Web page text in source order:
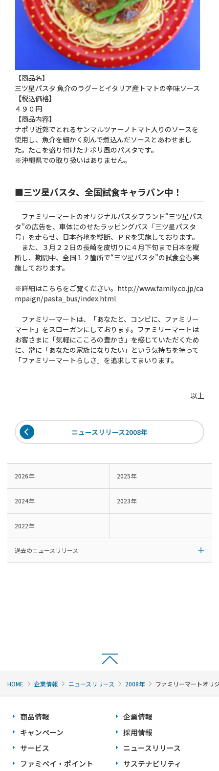
【商品名】
三ツ星パスタ 魚介のラグーとイタリア産トマトの辛味ソース
【税込価格】
４９０円
【商品内容】
ナポリ近郊でとれるサンマルツァーノトマト入りのソースを
使用し、魚介を細かく刻んで煮込んだソースとあわせまし
た。たこを盛り付けたナポリ風のパスタです。
※沖縄県での取り扱いはありません。
■三ツ星パスタ、全国試食キャラバン中！
ファミリーマートのオリジナルパスタブランド“三ツ星パス
タ”の広告を、車体にのせたラッピングバス「三ツ星パスタ
号」を走らせ、日本各地を縦断、ＰＲを実施しております。
また、３月２２日の長崎を皮切りに４月下旬まで日本を縦
断し、期間中、全国１２箇所で“三ツ星パスタ”の試食会も実
施しております。
※詳細はこちらをご覧ください。http://www.family.co.jp/ca
mpaign/pasta_bus/index.html
ファミリーマートは、「あなたと、コンビに、ファミリー
マート」をスローガンにしております。ファミリーマートは
お客さまに「気軽にこころの豊かさ」を感じていただくため
に、常に「あなたの家族になりたい」という気持ちを持って
「ファミリーマートらしさ」を追求してまいります。
以上
ニュースリリース2008年
2026年 2025年
2024年 2023年
2022年
過去のニュースリリース
HOME 企業情報 ニュースリリース 2008年 ファミリーマートオリ
商品情報
キャンペーン
サービス
ファミペイ・ポイント
企業情報
採用情報
ニュースリリース
サステナビリティ